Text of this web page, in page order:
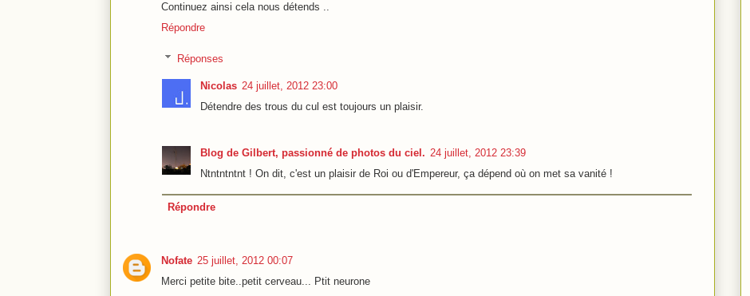
Continuez ainsi cela nous détends ..
Répondre
Réponses
Nicolas 24 juillet, 2012 23:00
Détendre des trous du cul est toujours un plaisir.
Blog de Gilbert, passionné de photos du ciel. 24 juillet, 2012 23:39
Ntntntntnt ! On dit, c'est un plaisir de Roi ou d'Empereur, ça dépend où on met sa vanité !
Répondre
Nofate 25 juillet, 2012 00:07
Merci petite bite..petit cerveau... Ptit neurone